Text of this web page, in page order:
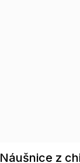
Náušnice z